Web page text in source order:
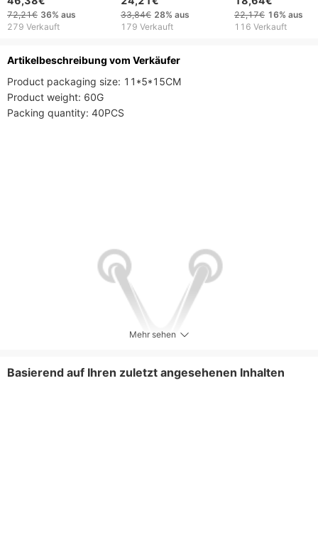
Anti-Hand-Designer-
Zeichnungsbüro,
Maus
72,21€ 36% aus
279 Verkauft
Computer, Büro,
Gaming,
33,84€ 28% aus
179 Verkauft
Universal Maus
22,17€ 16% aus
116 Verkauft
Artikelbeschreibung vom Verkäufer
Product packaging size: 11*5*15CM
Product weight: 60G
Packing quantity: 40PCS
Mehr sehen
Basierend auf Ihren zuletzt angesehenen Inhalten